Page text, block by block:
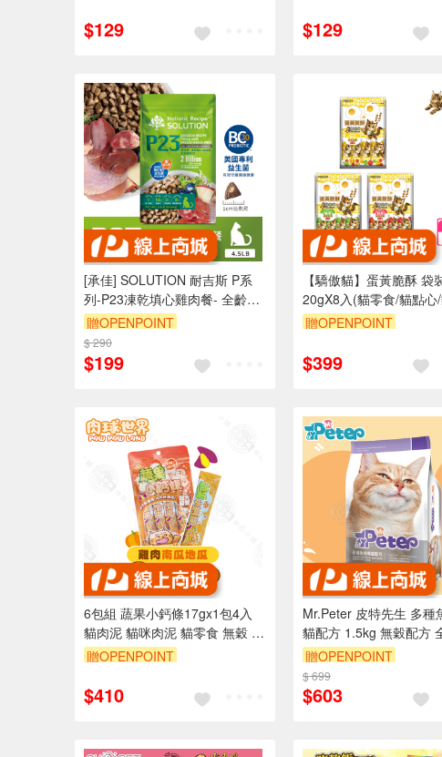
$129 $129
[承佳] SOLUTION 耐吉斯 P系
列-P23凍乾填心雞肉餐- 全齡貓
貓飼料 貓凍乾 350g
贈OPENPOINT
$ 290
$199
【驕傲貓】蛋黃脆酥 袋
20gX8入(貓零食/貓點心/
貓脆餅/蛋黃酥)
贈OPENPOINT
$399
6包組 蔬果小鈣條17gx1包4入
貓肉泥 貓咪肉泥 貓零食 無穀 營
養 肉泥 隨手包
贈OPENPOINT
$410
Mr.Peter 皮特先生 多種
貓配方 1.5kg 無穀配方
贈OPENPOINT
$ 699
$603